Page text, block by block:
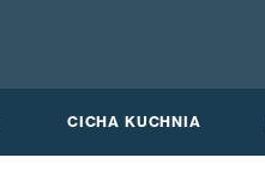
CICHA KUCHNIA